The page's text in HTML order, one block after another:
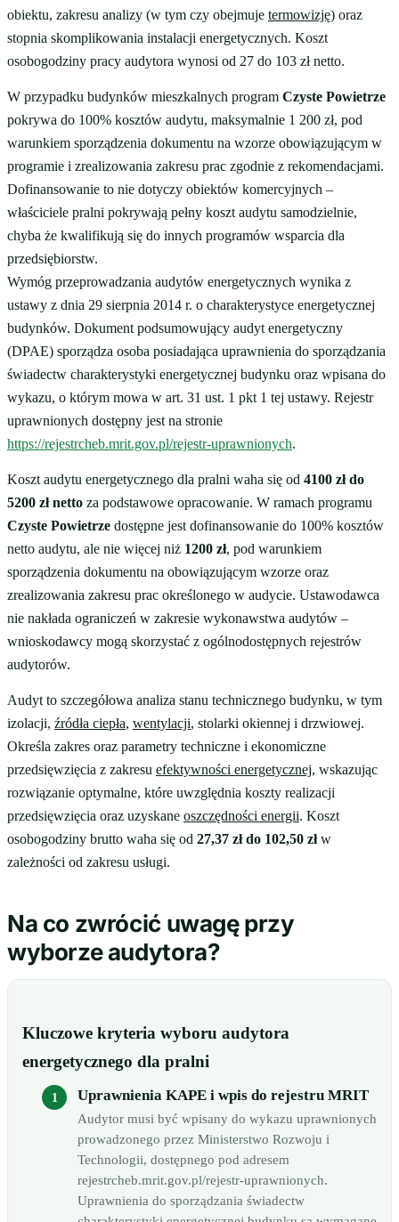
obiektu, zakresu analizy (w tym czy obejmuje termowizję) oraz
stopnia skomplikowania instalacji energetycznych. Koszt
osobogodziny pracy audytora wynosi od 27 do 103 zł netto.
W przypadku budynków mieszkalnych program Czyste Powietrze
pokrywa do 100% kosztów audytu, maksymalnie 1 200 zł, pod
warunkiem sporządzenia dokumentu na wzorze obowiązującym w
programie i zrealizowania zakresu prac zgodnie z rekomendacjami.
Dofinansowanie to nie dotyczy obiektów komercyjnych –
właściciele pralni pokrywają pełny koszt audytu samodzielnie,
chyba że kwalifikują się do innych programów wsparcia dla
przedsiębiorstw.
Wymóg przeprowadzania audytów energetycznych wynika z
ustawy z dnia 29 sierpnia 2014 r. o charakterystyce energetycznej
budynków. Dokument podsumowujący audyt energetyczny
(DPAE) sporządza osoba posiadająca uprawnienia do sporządzania
świadectw charakterystyki energetycznej budynku oraz wpisana do
wykazu, o którym mowa w art. 31 ust. 1 pkt 1 tej ustawy. Rejestr
uprawnionych dostępny jest na stronie
https://rejestrcheb.mrit.gov.pl/rejestr-uprawnionych.
Koszt audytu energetycznego dla pralni waha się od 4100 zł do
5200 zł netto za podstawowe opracowanie. W ramach programu
Czyste Powietrze dostępne jest dofinansowanie do 100% kosztów
netto audytu, ale nie więcej niż 1200 zł, pod warunkiem
sporządzenia dokumentu na obowiązującym wzorze oraz
zrealizowania zakresu prac określonego w audycie. Ustawodawca
nie nakłada ograniczeń w zakresie wykonawstwa audytów –
wnioskodawcy mogą skorzystać z ogólnodostępnych rejestrów
audytorów.
Audyt to szczegółowa analiza stanu technicznego budynku, w tym
izolacji, źródła ciepła, wentylacji, stolarki okiennej i drzwiowej.
Określa zakres oraz parametry techniczne i ekonomiczne
przedsięwzięcia z zakresu efektywności energetycznej, wskazując
rozwiązanie optymalne, które uwzględnia koszty realizacji
przedsięwzięcia oraz uzyskane oszczędności energii. Koszt
osobogodziny brutto waha się od 27,37 zł do 102,50 złw
zależności od zakresu usługi.
Na co zwrócić uwagę przy
wyborze audytora?
Kluczowe kryteria wyboru audytora
energetycznego dla pralni
Uprawnienia KAPE i wpis do rejestru MRIT
Audytor musi być wpisany do wykazu uprawnionych
prowadzonego przez Ministerstwo Rozwoju i
Technologii, dostępnego pod adresem
rejestrcheb.mrit.gov.pl/rejestr-uprawnionych.
Uprawnienia do sporządzania świadectw